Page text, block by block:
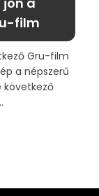
film
Gru-film
a népszerű